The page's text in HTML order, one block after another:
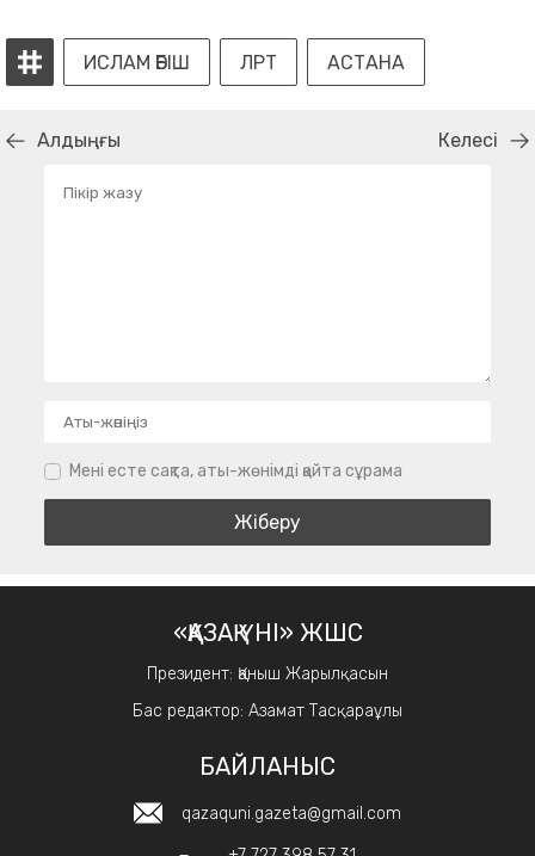
ИСЛАМ ӘБІШ ЛРТ АСТАНА
Алдыңғы Келесі
Мені есте сақта, аты-жөнімді қайта сұрама
«ҚАЗАҚ ҮНІ» ЖШС
Президент: Қаныш Жарылқасын
Бас редактор: Азамат Тасқараұлы
БАЙЛАНЫС
qazaquni.gazeta@gmail.com